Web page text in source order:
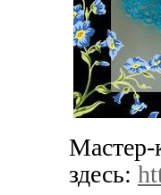
здесь: